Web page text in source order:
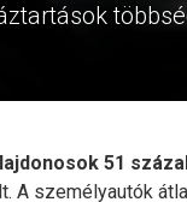
51
A személyautók